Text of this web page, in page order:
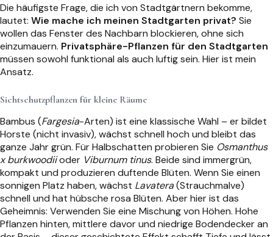
Die häufigste Frage, die ich von Stadtgärtnern bekomme,
lautet: Wie mache ich meinen Stadtgarten privat? Sie
wollen das Fenster des Nachbarn blockieren, ohne sich
einzumauern. Privatsphäre-Pflanzen für den Stadtgarten
müssen sowohl funktional als auch luftig sein. Hier ist mein
Ansatz.
Sichtschutzpflanzen für kleine Räume
Bambus (Fargesia-Arten) ist eine klassische Wahl – er bildet
Horste (nicht invasiv), wächst schnell hoch und bleibt das
ganze Jahr grün. Für Halbschatten probieren Sie Osmanthus
x burkwoodiioder Viburnum tinus. Beide sind immergrün,
kompakt und produzieren duftende Blüten. Wenn Sie einen
sonnigen Platz haben, wächst Lavatera(Strauchmalve)
schnell und hat hübsche rosa Blüten. Aber hier ist das
Geheimnis: Verwenden Sie eine Mischung von Höhen. Hohe
Pflanzen hinten, mittlere davor und niedrige Bodendecker an